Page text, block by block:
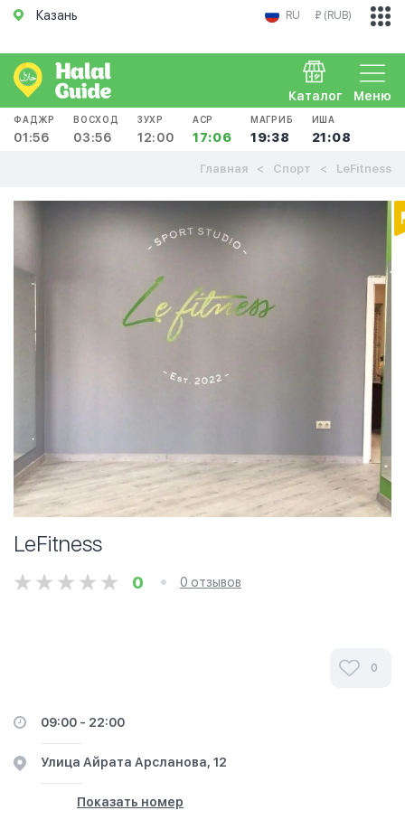
Казань RU ₽ (RUB)
Меню
Каталог
ФАДЖР
01:56
ВОСХОД
03:56
ЗУХР
12:00
АСР
17:06
МАГРИБ
19:38
ИША
21:08
Главная Спорт LeFitness
LeFitness
0 0 отзывов
0
09:00 - 22:00
​Улица Айрата Арсланова, 12
Показать номер